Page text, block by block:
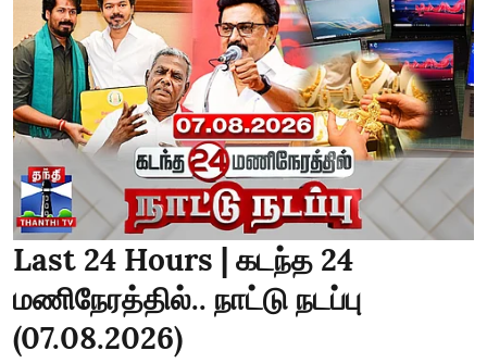
Last 24 Hours | கடந்த 24
மணிநேரத்தில்.. நாட்டு நடப்பு
(07.08.2026)